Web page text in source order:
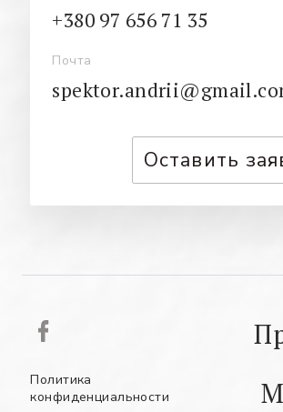
+380 97 656 71 35
Почта
Оставить
Политика
конфиденциальности